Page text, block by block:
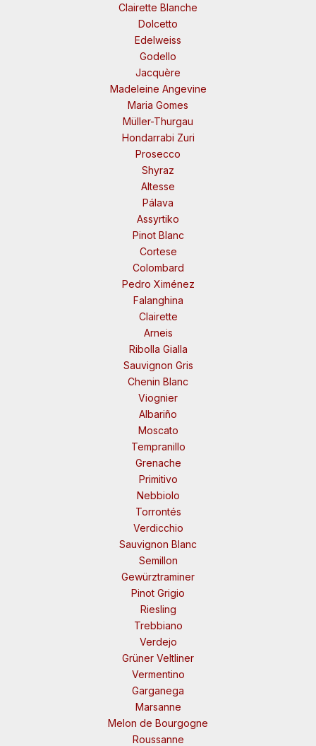
Clairette Blanche
Dolcetto
Edelweiss
Godello
Jacquère
Madeleine Angevine
Maria Gomes
Müller-Thurgau
Hondarrabi Zuri
Prosecco
Shyraz
Altesse
Pálava
Assyrtiko
Pinot Blanc
Cortese
Colombard
Pedro Ximénez
Falanghina
Clairette
Arneis
Ribolla Gialla
Sauvignon Gris
Chenin Blanc
Viognier
Albariño
Moscato
Tempranillo
Grenache
Primitivo
Nebbiolo
Torrontés
Verdicchio
Sauvignon Blanc
Semillon
Gewürztraminer
Pinot Grigio
Riesling
Trebbiano
Verdejo
Grüner Veltliner
Vermentino
Garganega
Marsanne
Melon de Bourgogne
Roussanne